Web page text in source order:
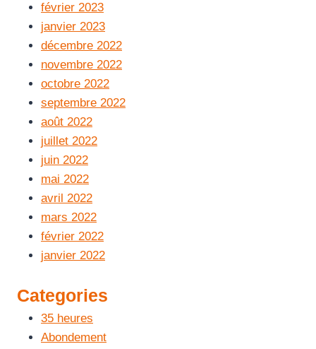
février 2023
janvier 2023
décembre 2022
novembre 2022
octobre 2022
septembre 2022
août 2022
juillet 2022
juin 2022
mai 2022
avril 2022
mars 2022
février 2022
janvier 2022
Categories
35 heures
Abondement